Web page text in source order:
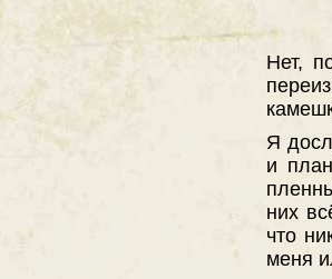
Нет,
Я
и
них
что
меня